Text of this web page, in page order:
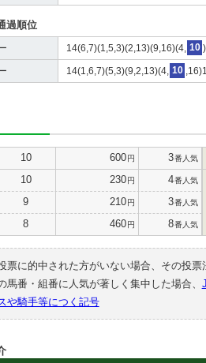
過順位
14(6,7)(1,5,3)(2,13)(9,16)(4, 10
14(1,6,7)(5,3)(9,2,13)(4, 10
10 600円 3番人気
10 230円 4番人気
9 210円 3番人気
8 460円 8番人気
票に的中された方がいない場合、その投
馬番・組番に人気が著しく集中した場合、
や騎手等につく記号